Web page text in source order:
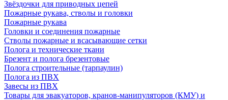
Звёздочки для приводных цепей
Пожарные рукава, стволы и головки
Пожарные рукава
Головки и соединения пожарные
Стволы пожарные и всасывающие сетки
Полога и технические ткани
Брезент и полога брезентовые
Полога строительные (тарпаулин)
Полога из ПВХ
Завесы из ПВХ
Товары для эвакуаторов, кранов-манипуляторов (КМУ) и